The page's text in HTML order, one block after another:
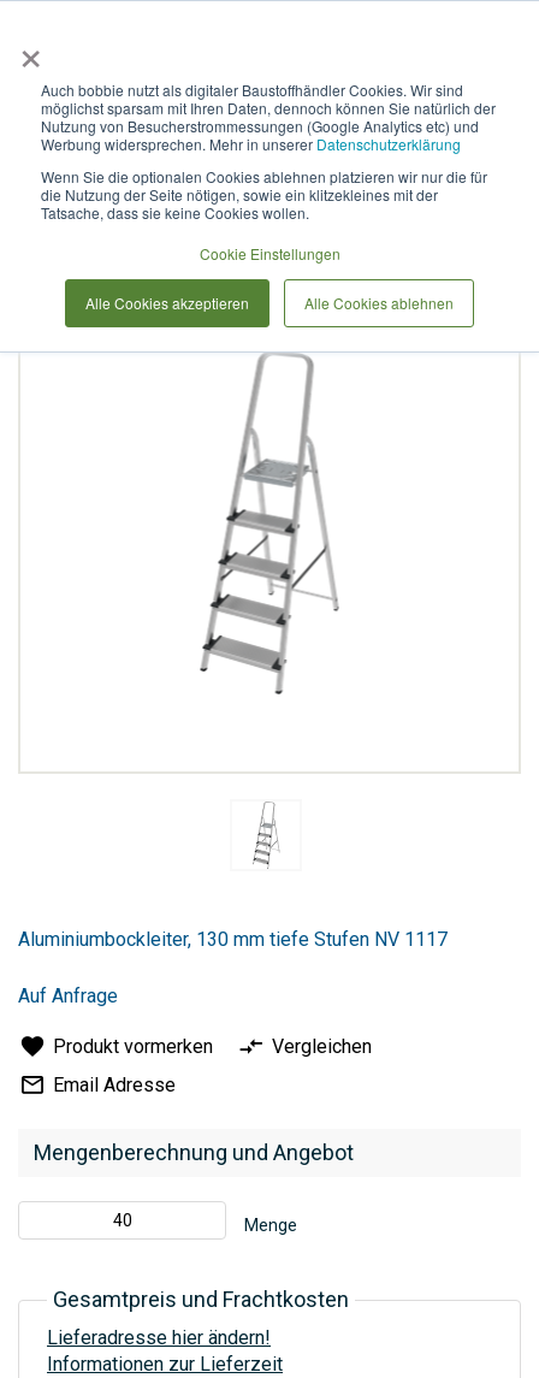
×
Auch bobbie nutzt als digitaler Baustoffhändler Cookies. Wir sind
möglichst sparsam mit Ihren Daten, dennoch können Sie natürlich der
Nutzung von Besucherstrommessungen (Google Analytics etc) und
Werbung widersprechen. Mehr in unserer Datenschutzerklärung
Wenn Sie die optionalen Cookies ablehnen platzieren wir nur die für
die Nutzung der Seite nötigen, sowie ein klitzekleines mit der
Tatsache, dass sie keine Cookies wollen.
Cookie Einstellungen
Alle Cookies akzeptieren Alle Cookies ablehnen
Stufenleiter aus Aluminium,
mit Stufen à 130 mm, NV
1117 1х4
der
springen
Mengenberechnung und Angebot
Menge
Gesamtpreis und Frachtkosten
Lieferadresse hier ändern!
Informationen zur Lieferzeit
Aluminiumbockleiter, 130 mm tiefe Stufen NV 1117
Auf Anfrage
Produkt vormerken
Vergleichen
Email Adresse